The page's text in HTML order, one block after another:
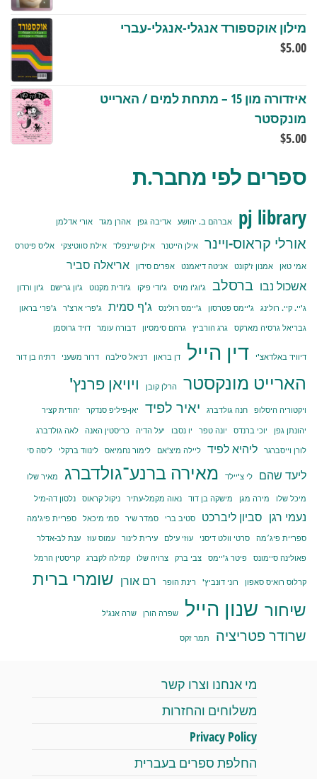
מילון אוקספורד אנגלי-אנגלי-עברי
$5.00
איזדורה מון 15 – מתחת למים / הארייט
מונקסטר
$5.00
ספרים לפי מחבר.ת
pj library אברהם ב. יהושע אדיבה גפן אהרן מגד אורי אדלמן
אורלי קראוס-ויינר אילן הייטנר אילן שיינפלד אילת סווטיצקי אליס פיטרס
אמי טאן אמנון ז'קונט אניטה דיאמנט אפרים סידון
אריאלה סביר
אשכול נבו ברסלב ג'וג'ו מויס ג'ודי פיקו ג'ודית מקנוט ג'ון גרישם ג'ון ורדון
ג'יי. קיי. רולינג ג'יימס פטרסון ג'יימס רולינס ג'ף סמית ג'פרי ארצ'ר
ג'פרי בראון
גבריאל גרסיה מארקס
גרג הורביץ גרהם סימסיון דבורה עומר דויד גרוסמן
דיוויד באלדאצ'י דין הייל דן בראון דניאל סילבה דרור משעני דתיה בן דור
הארייט מונקסטר הרלן קובן ויויאן פרנץ'
ויקטוריה היסלופ חנה גולדברג יאיר לפיד יאן-פיליפ סנדקר יהודית קציר
יהונתן גפן יוכי ברנדס יונה טפר יו נסבו יעל הדיה כריסטין האנה
לאה גולדברג
לורן וייסברגר
ליהיא לפיד ליילה מיצ'אם לימור נחמיאס לינווד ברקלי ליסה סי
ליעד שהם לי צ'יילד מאירה ברנע־גולדברג מאיר שלו
מיכל שלו מירה מגן מישקה בן דוד נאוה מקמל-עתיר ניקול קראוס נלסון דה-מיל
נעמי רגן סביון ליברכט סטיב ברי סמדר שיר סמי מיכאל
ספריית פיג'מה
ספריית פיג׳מה
סרטי וולט דיסני עוזי עילם עירית לינור עמוס עוז
ענת לב-אדלר
פאולינה סיימונס
פיטר ג'יימס צבי ברק צרויה שלו קמילה לקברג קריסטין הרמל
קרלוס רואיס סאפון רוני דונביץ' רינת הופר רם אורן שומרי ברית
שיחור שנון הייל שפרה הורן שרה אנג'ל
שרודר פטריציה תמר זקס
מי אנחנו וצרו קשר
משלוחים והחזרות
Privacy Policy
החלפת ספרים בעברית